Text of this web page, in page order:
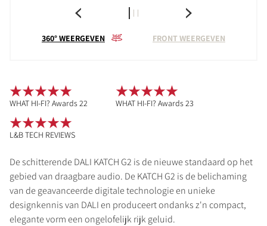
360° WEERGEVEN FRONT WEERGEVEN
De schitterende DALI KATCH G2 is de nieuwe standaard op het
gebied van draagbare audio. De KATCH G2 is de belichaming
van de geavanceerde digitale technologie en unieke
designkennis van DALI en produceert ondanks z'n compact,
elegante vorm een ongelofelijk rijk geluid.
WHAT HI-FI? Awards 22 WHAT HI-FI? Awards 23
L&B TECH REVIEWS